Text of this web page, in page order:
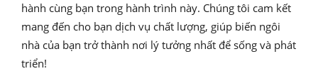
hành cùng bạn trong hành trình này. Chúng tôi cam kết
mang đến cho bạn dịch vụ chất lượng, giúp biến ngôi
nhà của bạn trở thành nơi lý tưởng nhất để sống và phát
triển!